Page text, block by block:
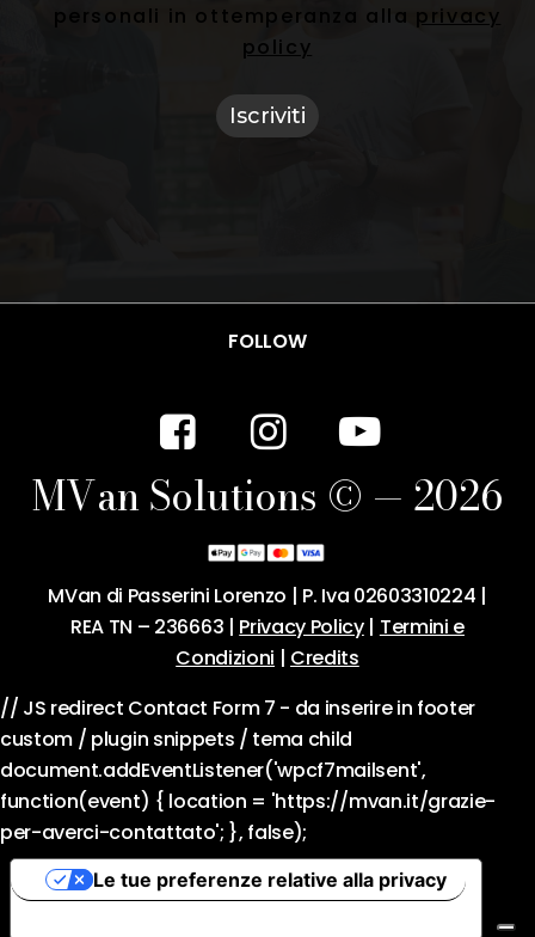
personali in ottemperanza alla privacy
policy
FOLLOW
MVanSolutions © — 2026
MVan di Passerini Lorenzo | P. Iva 02603310224 |
REA TN – 236663 | Privacy Policy| Termini e
Condizioni | Credits
// JS redirect Contact Form 7 - da inserire in footer
custom / plugin snippets / tema child
document.addEventListener('wpcf7mailsent',
function(event) { location = 'https://mvan.it/grazie-
per-averci-contattato'; }, false);
Le tue preferenze relative alla privacy